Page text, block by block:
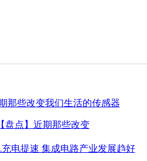
【盘点】近期那些改变